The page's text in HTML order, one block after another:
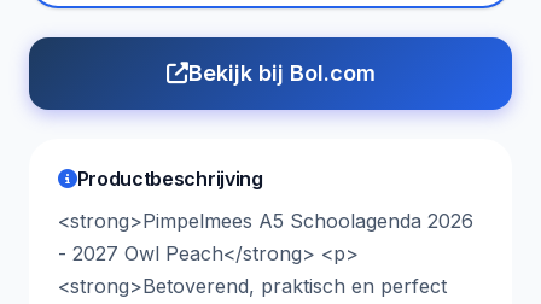
Bekijk bij Bol.com
Productbeschrijving
<strong>Pimpelmees A5 Schoolagenda 2026
- 2027 Owl Peach</strong> <p>
<strong>Betoverend, praktisch en perfect